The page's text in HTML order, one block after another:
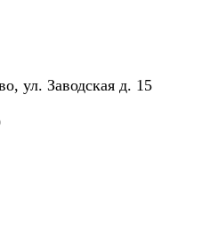
ул. Заводская д. 15